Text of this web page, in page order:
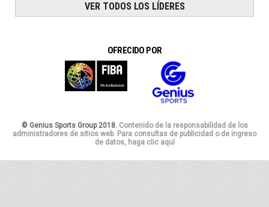
VER TODOS LOS LÍDERES
OFRECIDO POR
© Genius Sports Group 2018. Contenido de la responsabilidad de los
administradores de sitios web. Para consultas de publicidad o de ingreso
de datos, haga clic aquí